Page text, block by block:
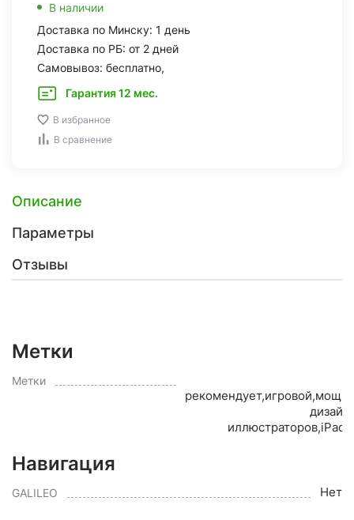
В наличии
Доставка по Минску: 1 день
Доставка по РБ: от 2 дней
Самовывоз: бесплатно,
Гарантия 12 мес.
В избранное
В сравнение
Описание
Параметры
Отзывы
Метки
Метки
Навигация
GALILEO Нет